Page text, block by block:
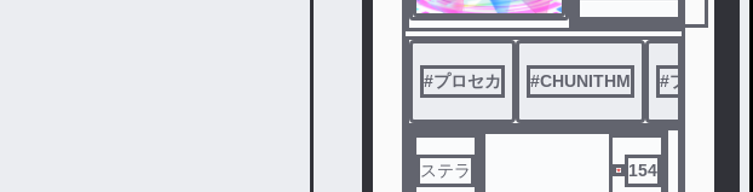
#プロセカ #CHUNITHM #プレイ結果
ステラ 154